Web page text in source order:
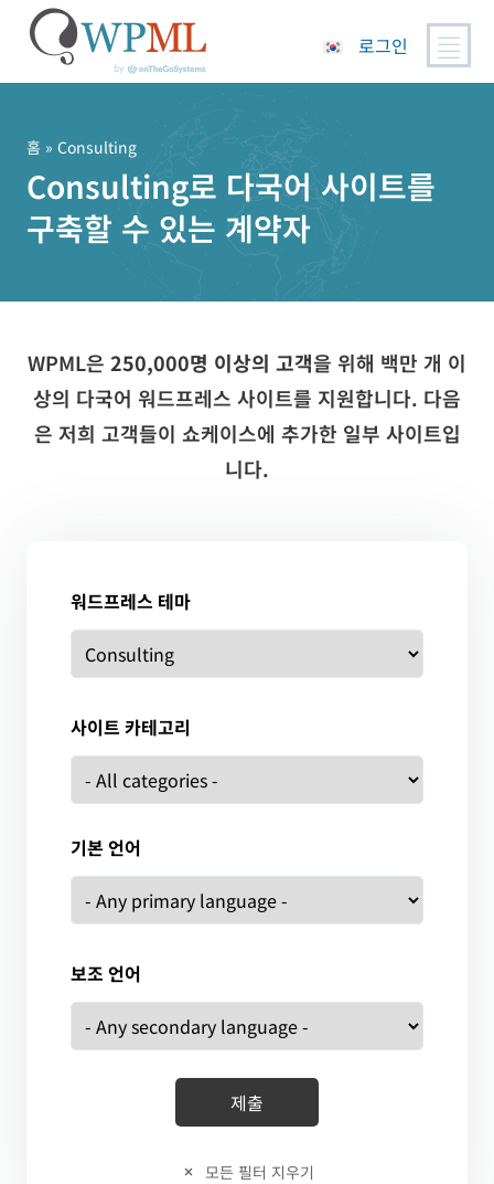
로그인
홈 » Consulting
Consulting로 다국어 사이트를
구축할 수 있는 계약자
WPML은 250,000명 이상의 고객을 위해 백만 개 이
상의 다국어 워드프레스 사이트를 지원합니다. 다음
은 저희 고객들이 쇼케이스에 추가한 일부 사이트입
니다.
워드프레스 테마
사이트 카테고리
기본 언어
보조 언어
모든 필터 지우기